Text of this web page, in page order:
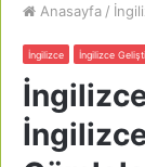
Anasayfa /
İngilizce İngilizce